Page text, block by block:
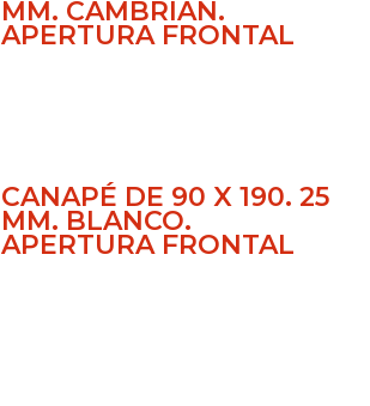
MM. CAMBRIAN.
APERTURA FRONTAL
CANAPÉ DE 90 X 190. 25
MM. BLANCO.
APERTURA FRONTAL